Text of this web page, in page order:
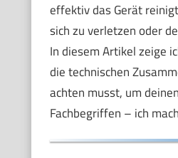
effektiv das Gerät
sich zu verletzen oder
In diesem Artikel zeige
die technischen
achten musst, um
Fachbegriffen – ich